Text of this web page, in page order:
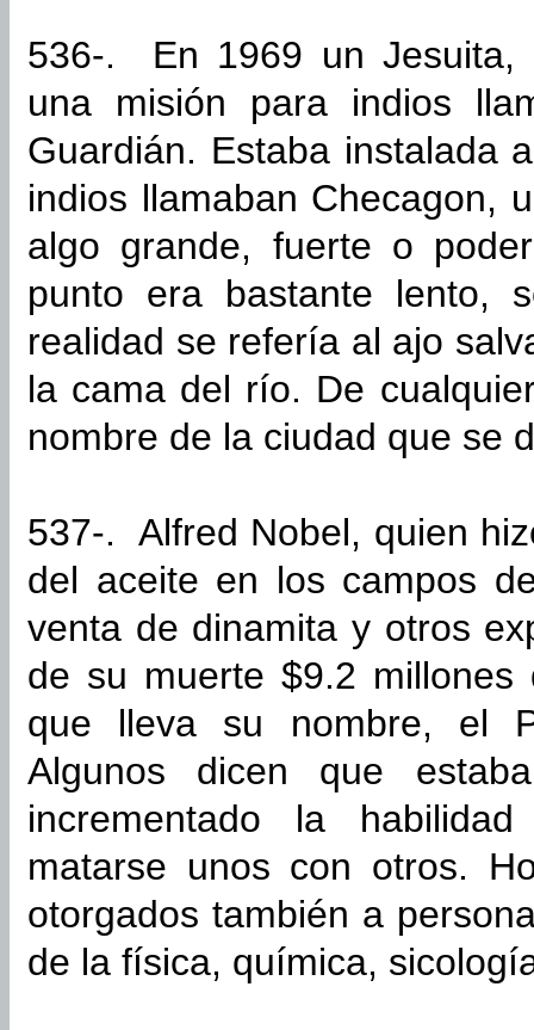
536-. En 1969 un Jesuita,
una misión para indios
Guardián. Estaba instalada
indios llamaban Checagon,
algo grande, fuerte o
punto era bastante lento,
realidad se refería al ajo
la cama del río. De
nombre de la ciudad que se
537-. Alfred Nobel, quien
del aceite en los campos
venta de dinamita y otros
de su muerte $9.2
que lleva su nombre, el
Algunos dicen que
incrementado la
matarse unos con otros.
otorgados también a
de la física, química,